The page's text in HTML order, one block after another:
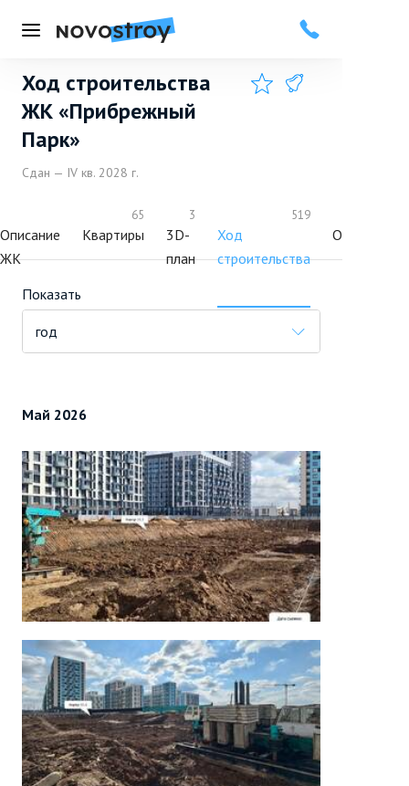
Меню
Ход строительства
ЖК «Прибрежный
Парк»
Добавить в избранное
Подписаться
Сдан — IV кв. 2028 г.
Описание
ЖК
65
Квартиры
3
3D-
план
519
Ход
строительства
Отзывы
Показать
год
Май 2026